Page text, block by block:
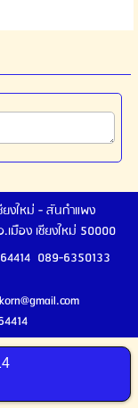
งใหม่ - สันกำแพง
มือง เชียงใหม่ 50000
089-6350133